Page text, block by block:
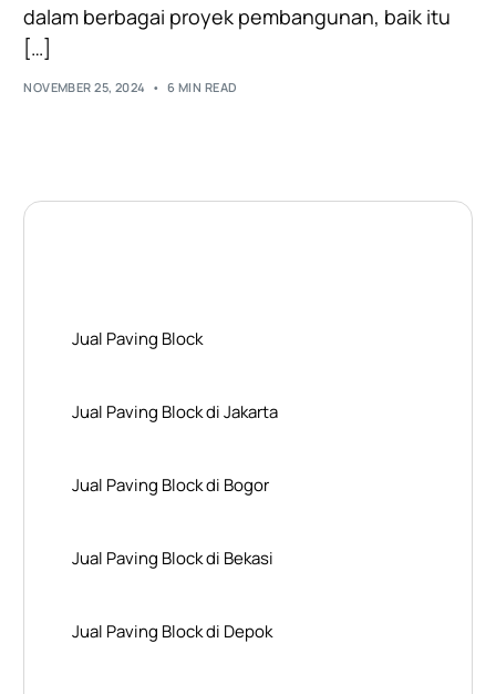
dalam berbagai proyek pembangunan, baik itu
[…]
NOVEMBER 25, 2024 6 MIN READ
Jual Paving Block
Jual Paving Block di Jakarta
Jual Paving Block di Bogor
Jual Paving Block di Bekasi
Jual Paving Block di Depok